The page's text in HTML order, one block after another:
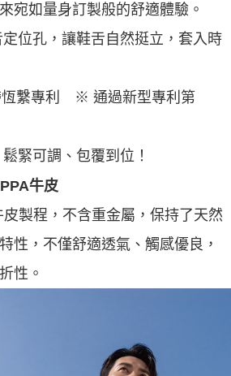
宛如量身訂製般的舒適體驗。
孔，讓鞋舌自然挺立，套入時
恆繫專利 ※ 通過新型專利第
緊可調、包覆到位！
牛皮
製程，不含重金屬，保持了天然
性，不僅舒適透氣、觸感優良，
性。